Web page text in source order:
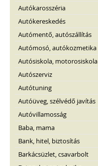
Autókarosszéria
Autókereskedés
Autómentő, autószállítás
Autómosó, autókozmetika
Autósiskola, motorosiskola
Autószerviz
Autótuning
Autóüveg, szélvédő javítás
Autóvillamosság
Baba, mama
Bank, hitel, biztosítás
Barkácsüzlet, csavarbolt